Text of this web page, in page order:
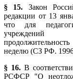
§ 15. Закон
редакции от 13
что для
учреждений
неделю (СЗ РФ.
§ 16. В
РСФСР "О